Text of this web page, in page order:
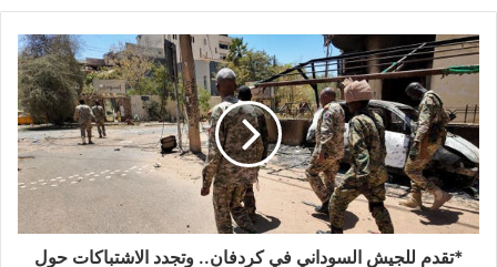
*تقدم للجيش السوداني في كردفان.. وتجدد الاشتباكات حول